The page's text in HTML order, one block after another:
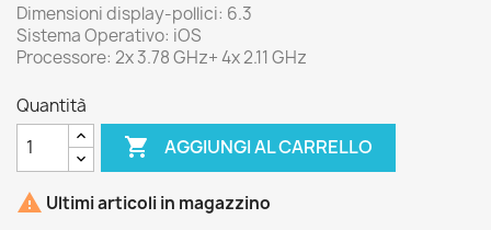
Dimensioni display-pollici: 6.3
Sistema Operativo: iOS
Processore: 2x 3.78 GHz+ 4x 2.11 GHz
Quantità
 AGGIUNGI AL CARRELLO
 Ultimi articoli in magazzino